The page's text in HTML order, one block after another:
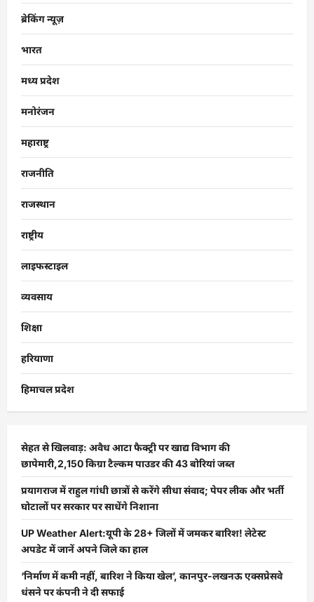
ब्रेकिंग न्यूज़
भारत
मध्य प्रदेश
मनोरंजन
महाराष्ट्र
राजनीति
राजस्थान
राष्ट्रीय
लाइफस्टाइल
व्यवसाय
शिक्षा
हरियाणा
हिमाचल प्रदेश
सेहत से खिलवाड़: अवैध आटा फैक्ट्री पर खाद्य विभाग की
छापेमारी,2,150 किग्रा टैल्कम पाउडर की 43 बोरियां जब्त
प्रयागराज में राहुल गांधी छात्रों से करेंगे सीधा संवाद; पेपर लीक और भर्ती
घोटालों पर सरकार पर साधेंगे निशाना
UP Weather Alert:यूपी के 28+ जिलों में जमकर बारिश! लेटेस्ट
अपडेट में जानें अपने जिले का हाल
‘निर्माण में कमी नहीं, बारिश ने किया खेल’, कानपुर-लखनऊ एक्सप्रेसवे
धंसने पर कंपनी ने दी सफाई